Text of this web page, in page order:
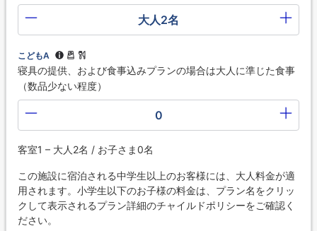
大人2名
こどもA
寝具の提供、および食事込みプランの場合は大人に準じた食事
（数品少ない程度）
0
客室1 – 大人2名 / お子さま0名
この施設に宿泊される中学生以上のお客様には、大人料金が適
用されます。小学生以下のお子様の料金は、プラン名をクリッ
クして表示されるプラン詳細のチャイルドポリシーをご確認く
ださい。